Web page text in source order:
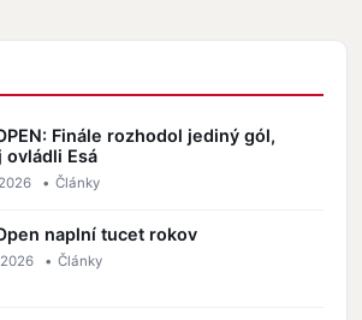
Finále rozhodol jediný gól,
ovládli Esá
• Články
naplní tucet rokov
• Články